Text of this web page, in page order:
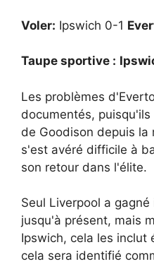
Voler: Ipswich 0-1
Taupe sportive :
Les problèmes
documentés,
de Goodison depuis
s'est avéré difficile à
son retour dans l'élite.
Seul Liverpool a
jusqu'à présent, mais
Ipswich, cela les inclut
cela sera identifié